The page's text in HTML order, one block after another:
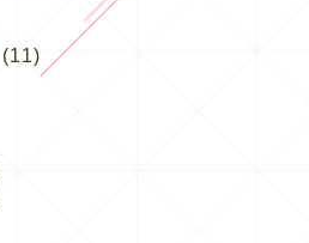
(11)